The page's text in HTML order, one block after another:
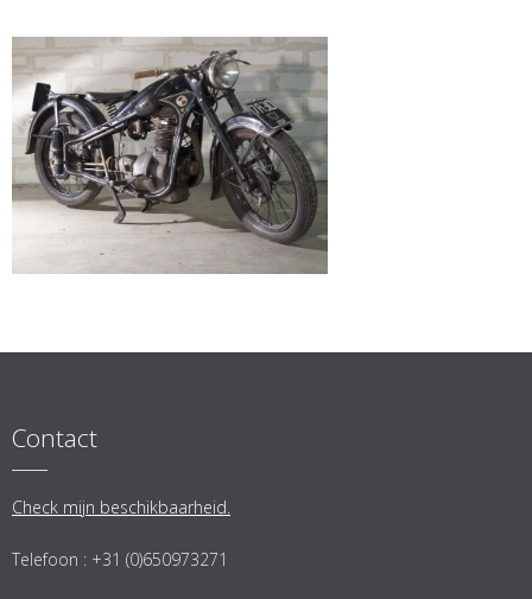
Contact
Check mijn beschikbaarheid.
Telefoon : +31 (0)650973271